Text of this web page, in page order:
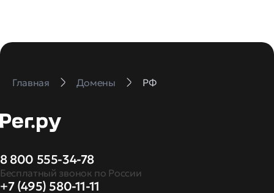
Главная Домены РФ
8 800 555-34-78
Бесплатный звонок по России
+7 (495) 580-11-11